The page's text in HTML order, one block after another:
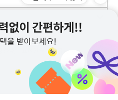
커뮤니티